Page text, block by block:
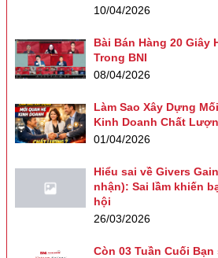
10/04/2026
Bài Bán Hàng 20 Giây
Trong BNI
08/04/2026
Làm Sao Xây Dựng
Kinh Doanh Chất
01/04/2026
Hiểu sai về Givers
nhận): Sai lầm khiến
hội
26/03/2026
Còn 03 Tuần Cuối